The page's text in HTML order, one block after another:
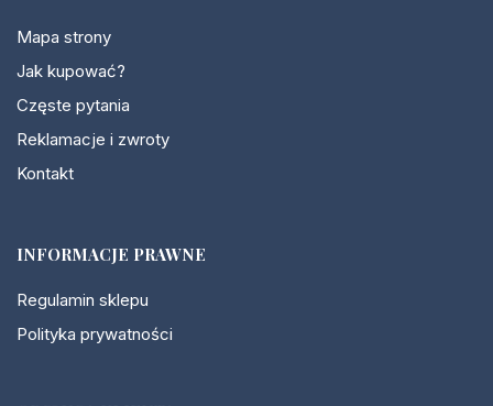
Mapa strony
Jak kupować?
Częste pytania
Reklamacje i zwroty
Kontakt
INFORMACJE PRAWNE
Regulamin sklepu
Polityka prywatności